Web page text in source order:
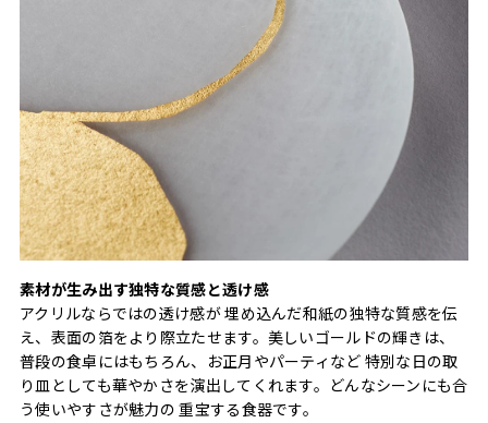
素材が生み出す独特な質感と透け感
アクリルならではの透け感が 埋め込んだ和紙の独特な質感を伝
え、表面の箔をより際立たせます。美しいゴールドの輝きは、
普段の食卓にはもちろん、お正月やパーティなど 特別な日の取
り皿としても華やかさを演出してくれます。どんなシーンにも合
う使いやすさが魅力の 重宝する食器です。